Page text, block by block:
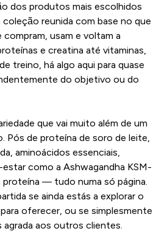
dos produtos mais escolhidos
reunida com base no que
usam e voltam a
e creatina até vitaminas,
treino, há algo aqui para quase
do objetivo ou do
que vai muito além de um
Pós de proteína de soro de leite,
aminoácidos essenciais,
como a Ashwagandha KSM-
— tudo numa só página.
se ainda estás a explorar o
oferecer, ou se simplesmente
agrada aos outros clientes.